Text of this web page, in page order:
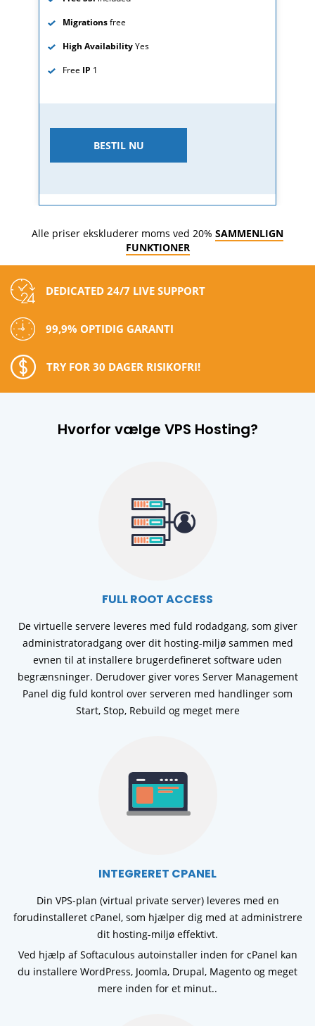
Migrationsfree
High AvailabilityYes
Free IP 1
BESTIL NU
Alle priser ekskluderer moms ved 20% SAMMENLIGN
FUNKTIONER
DEDICATED 24/7 LIVE SUPPORT
99,9% OPTIDIG GARANTI
TRY FOR 30 DAGER RISIKOFRI!
Hvorfor vælge VPS Hosting?
FULL ROOT ACCESS
De virtuelle servere leveres med fuld rodadgang, som giver
administratoradgang over dit hosting-miljø sammen med
evnen til at installere brugerdefineret software uden
begrænsninger. Derudover giver vores Server Management
Panel dig fuld kontrol over serveren med handlinger som
Start, Stop, Rebuild og meget mere
INTEGRERET CPANEL
Din VPS-plan (virtual private server) leveres med en
forudinstalleret cPanel, som hjælper dig med at administrere
dit hosting-miljø effektivt.
Ved hjælp af Softaculous autoinstaller inden for cPanel kan
du installere WordPress, Joomla, Drupal, Magento og meget
mere inden for et minut..